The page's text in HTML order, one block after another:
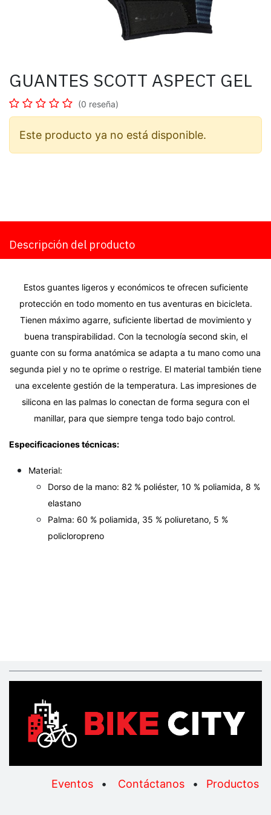
GUANTES SCOTT ASPECT GEL
(0 reseña)
Este producto ya no está disponible.
Descripción del producto
Estos guantes ligeros y económicos te ofrecen suficiente
protección en todo momento en tus aventuras en bicicleta.
Tienen máximo agarre, suficiente libertad de movimiento y
buena transpirabilidad. Con la tecnología second skin, el
guante con su forma anatómica se adapta a tu mano como una
segunda piel y no te oprime o restrige. El material también tiene
una excelente gestión de la temperatura. Las impresiones de
silicona en las palmas lo conectan de forma segura con el
manillar, para que siempre tenga todo bajo control.
Especificaciones técnicas:
Material:
Dorso de la mano: 82 % poliéster, 10 % poliamida, 8 %
elastano
Palma: 60 % poliamida, 35 % poliuretano, 5 %
policloropreno
Eventos • Contáctanos • Productos